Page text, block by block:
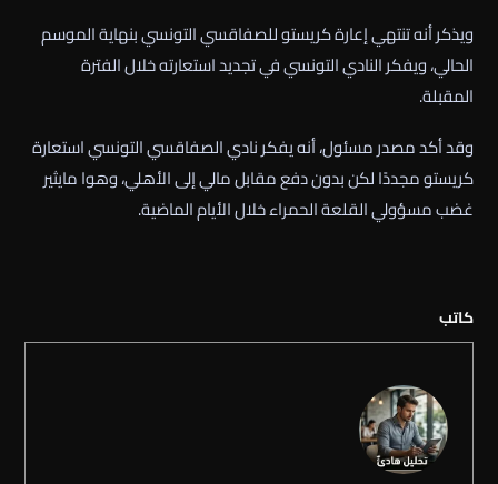
ويذكر أنه تنتهي إعارة كريستو للصفاقسي التونسي بنهاية الموسم
الحالي، ويفكر النادي التونسي في تجديد استعارته خلال الفترة
المقبلة.
وقد أكد مصدر مسئول، أنه يفكر نادي الصفاقسي التونسي استعارة
كريستو مجددًا لكن بدون دفع مقابل مالي إلى الأهلي، وهوا مايثير
غضب مسؤولي القلعة الحمراء خلال الأيام الماضية.
كاتب